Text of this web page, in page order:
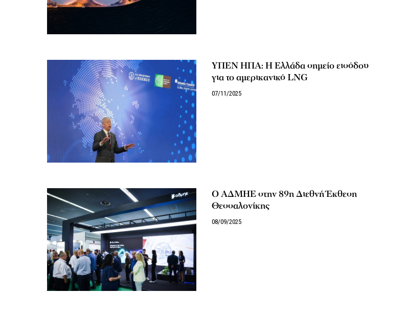
ΥΠΕΝ ΗΠΑ: Η Ελλάδα σημείο εισόδου
για το αμερικανικό LNG
07/11/2025
Ο ΑΔΜΗΕ στην 89η Διεθνή Έκθεση
Θεσσαλονίκης
08/09/2025